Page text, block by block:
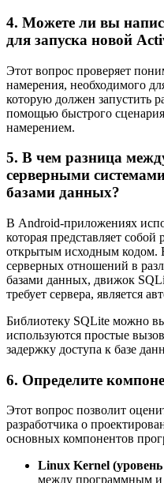
4. Можете ли вы
для запуска новой
Этот вопрос проверяет
намерения, необходимого
которую должен запустить
помощью быстрого
намерением.
5. В чем разница
серверными
базами данных?
В Android-приложениях
которая представляет
открытым исходным кодом.
серверных отношений в
базами данных, движок
требует сервера, является
Библиотеку SQLite можно
используются простые
задержку доступа к базе
6. Определите
Этот вопрос позволит
разработчика о
основных компонентов
Linux Kernel
между программным и